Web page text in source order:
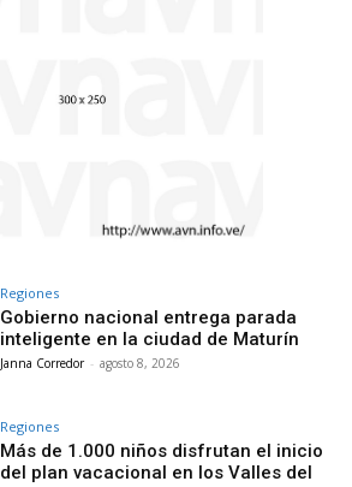
Regiones
Gobierno nacional entrega parada
inteligente en la ciudad de Maturín
Janna Corredor - agosto 8, 2026
Regiones
Más de 1.000 niños disfrutan el inicio
del plan vacacional en los Valles del